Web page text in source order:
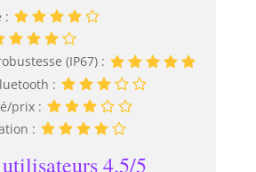
:
(IP67) :
:
prix :
:
4.5/5